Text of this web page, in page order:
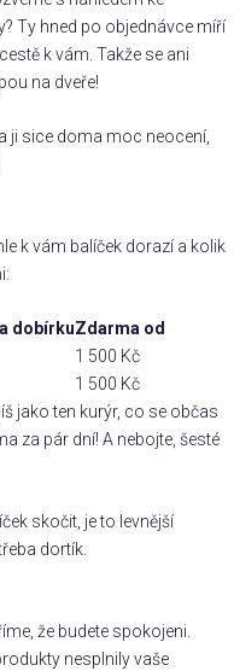
Ty hned po objednávce míří
k vám. Takže se ani
na dveře!
ji sice doma moc neocení,
k vám balíček dorazí a kolik
dobírkuZdarma od
1 500 Kč
1 500 Kč
jako ten kurýr, co se občas
za pár dní! A nebojte, šesté
skočit, je to levnější
dortík.
že budete spokojeni.
nesplnily vaše